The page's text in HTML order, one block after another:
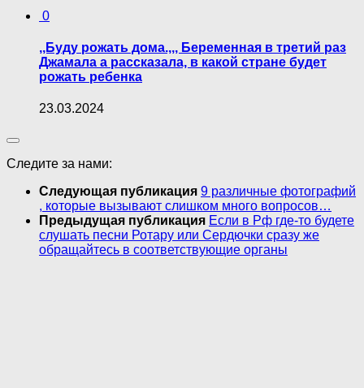
0
,,Буду рожать дома.,,, Беременная в третий раз
Джамала а рассказала, в какой стране будет
рожать ребенка
23.03.2024
Следите за нами:
Следующая публикация 9 различные фотографий
, которые вызывают слишком много вопросов…
Предыдущая публикация Если в Рф где-то будете
слушать песни Ротару или Сердючки сразу же
обращайтесь в соответствующие органы